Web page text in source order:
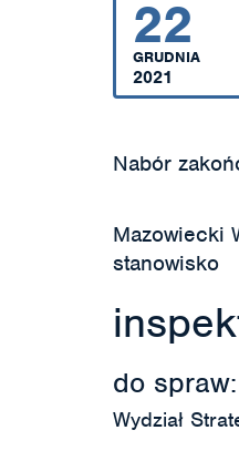
22
GRUDNIA
2021
Nabór
Mazowiecki
stanowisko
do
Wydział